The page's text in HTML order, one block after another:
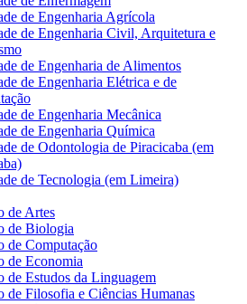
de Engenharia Agrícola
de Engenharia Civil, Arquitetura e
de Engenharia de Alimentos
de Engenharia Elétrica e de
de Engenharia Mecânica
de Engenharia Química
de Odontologia de Piracicaba (em
de Tecnologia (em Limeira)
de Artes
de Biologia
de Computação
de Economia
de Estudos da Linguagem
de Filosofia e Ciências Humanas